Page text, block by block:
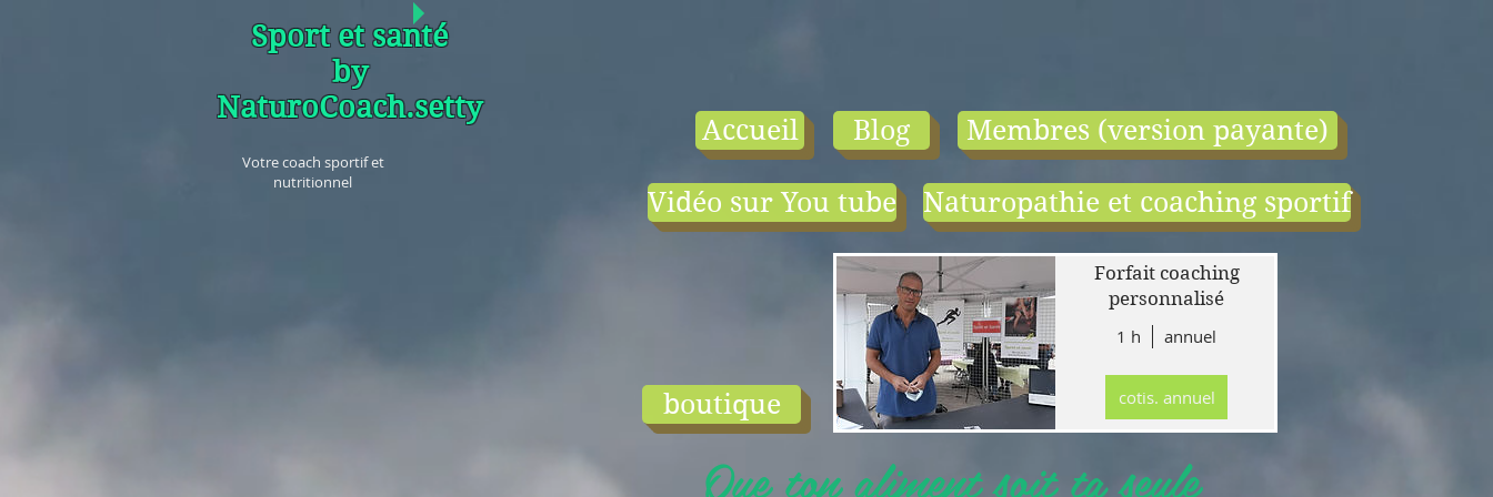
Sport et santé
by
NaturoCoach.setty
Votre coach sportif et
nutritionnel
Accueil Blog Membres (version payante)
Vidéo sur You tube Naturopathie et coaching sportif
boutique
- le tarif comprend:
1) une visio-
conférence par
mois en salle ou en
ligne.
2) 1 cours en
groupe de condition
physique en ligne
ou en salle par
semaine (sauf juillet
Forfait coaching
personnalisé
1 h
annuel
cotis. annuel
Que ton aliment soit ta seule